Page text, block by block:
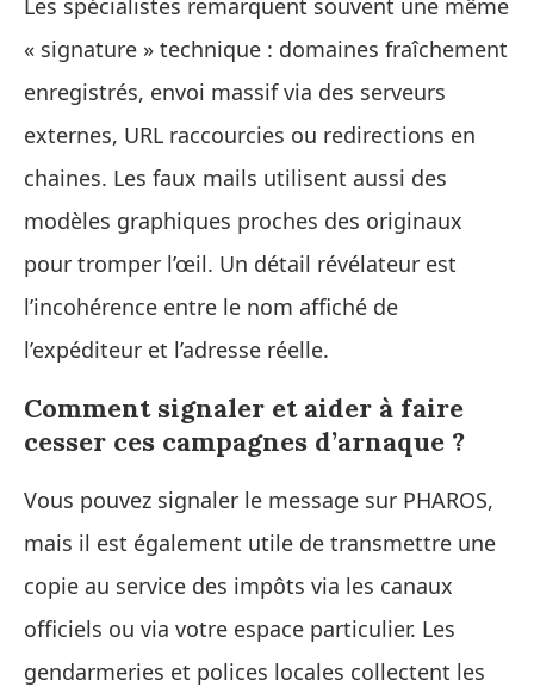
Les spécialistes remarquent souvent une même
« signature » technique : domaines fraîchement
enregistrés, envoi massif via des serveurs
externes, URL raccourcies ou redirections en
chaines. Les faux mails utilisent aussi des
modèles graphiques proches des originaux
pour tromper l’œil. Un détail révélateur est
l’incohérence entre le nom affiché de
l’expéditeur et l’adresse réelle.
Comment signaler et aider à faire
cesser ces campagnes d’arnaque ?
Vous pouvez signaler le message sur PHAROS,
mais il est également utile de transmettre une
copie au service des impôts via les canaux
officiels ou via votre espace particulier. Les
gendarmeries et polices locales collectent les